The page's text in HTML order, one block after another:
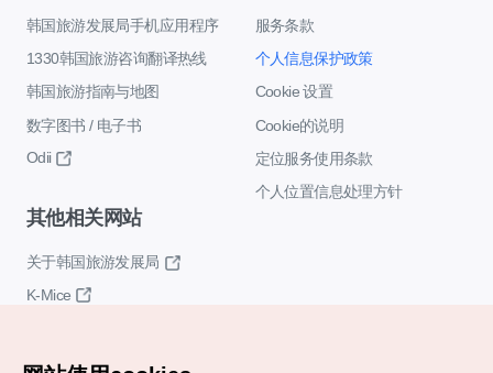
韩国旅游发展局手机应用程序
1330韩国旅游咨询翻译热线
韩国旅游指南与地图
数字图书 / 电子书
Odii
服务条款
个人信息保护政策
Cookie 设置
Cookie的说明
定位服务使用条款
个人位置信息处理方针
其他相关网站
关于韩国旅游发展局
K-Mice